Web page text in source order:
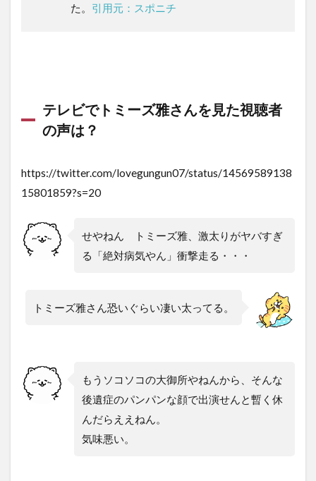
た。 引用元：スポニチ
テレビでトミーズ雅さんを見た視聴者
の声は？
https://twitter.com/lovegungun07/status/14569589138
15801859?s=20
せやねん トミーズ雅、激太りがヤバすぎ
る「絶対病気やん」衝撃走る・・・
トミーズ雅さん恐いぐらい凄い太ってる。
もうソコソコの大御所やねんから、そんな
後遺症のパンパンな顔で出演せんと暫く休
んだらええねん。
気味悪い。